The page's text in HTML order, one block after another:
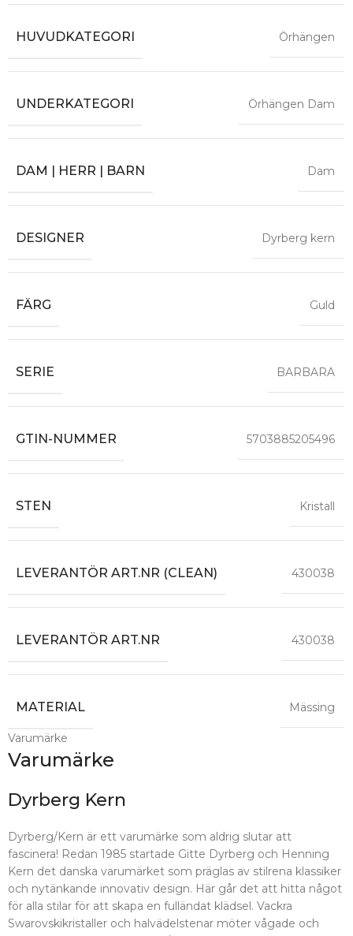
HUVUDKATEGORI Örhängen
UNDERKATEGORI Örhängen Dam
DAM | HERR | BARN Dam
DESIGNER Dyrberg kern
FÄRG Guld
SERIE BARBARA
GTIN-NUMMER 5703885205496
STEN Kristall
LEVERANTÖR ART.NR (CLEAN) 430038
LEVERANTÖR ART.NR 430038
MATERIAL Mässing
Varumärke
Varumärke
Dyrberg Kern
Dyrberg/Kern är ett varumärke som aldrig slutar att
fascinera! Redan 1985 startade Gitte Dyrberg och Henning
Kern det danska varumärket som präglas av stilrena klassiker
och nytänkande innovativ design. Här går det att hitta något
för alla stilar för att skapa en fulländat klädsel. Vackra
Swarovskikristaller och halvädelstenar möter vågade och